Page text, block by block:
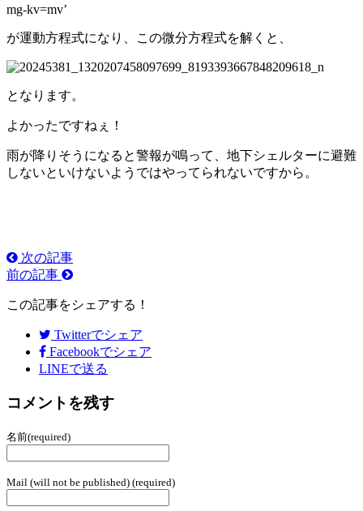
mg-kv=mv’
が運動方程式になり、この微分方程式を解くと、
となります。
よかったですねぇ！
雨が降りそうになると警報が鳴って、地下シェルターに避難
しないといけないようではやってられないですから。
次の記事
前の記事
この記事をシェアする！
Twitterでシェア
Facebookでシェア
LINEで送る
コメントを残す
名前(required)
Mail (will not be published) (required)